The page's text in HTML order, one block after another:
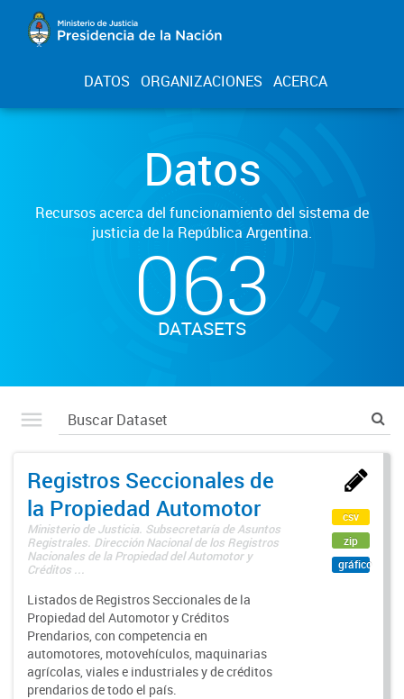
DATOS ORGANIZACIONES ACERCA
Datos
Recursos acerca del funcionamiento del sistema de
justicia de la República Argentina.
063
DATASETS
Registros Seccionales de
la Propiedad Automotor
Ministerio de Justicia. Subsecretaría de Asuntos
Registrales. Dirección Nacional de los Registros
Nacionales de la Propiedad del Automotor y
Créditos ...
Listados de Registros Seccionales de la
Propiedad del Automotor y Créditos
Prendarios, con competencia en
automotores, motovehículos, maquinarias
agrícolas, viales e industriales y de créditos
prendarios de todo el país.
csv
zip
gráfico